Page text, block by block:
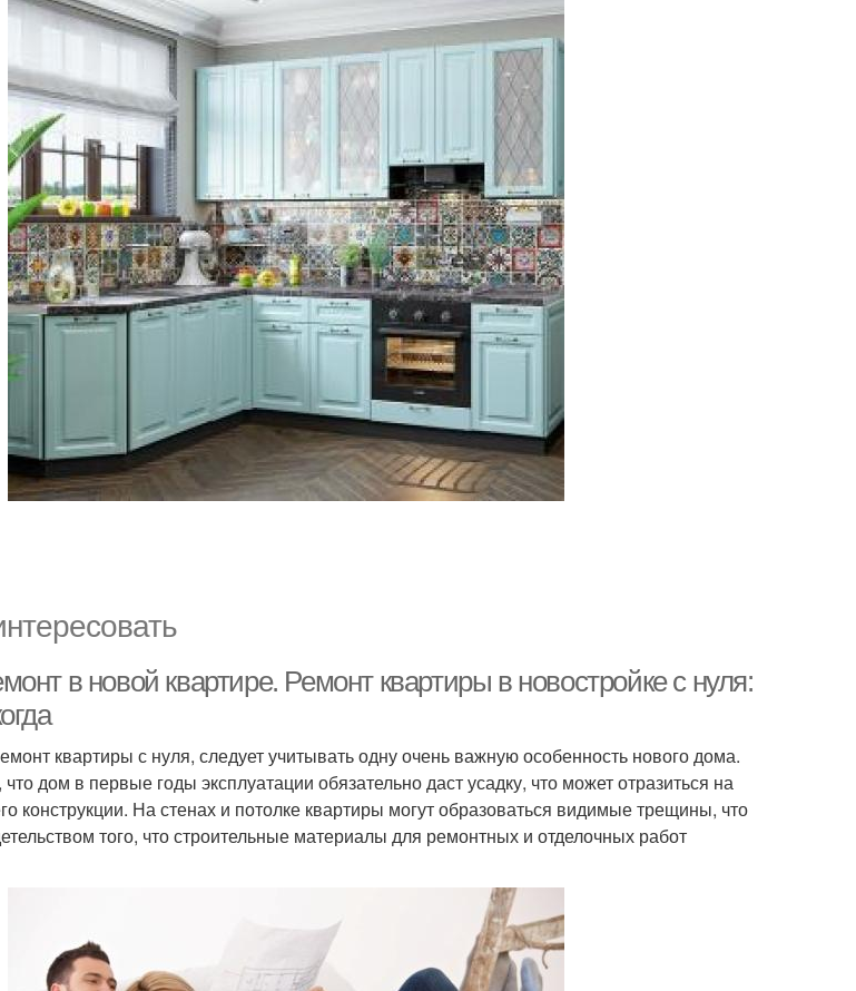
в новой квартире. Ремонт квартиры в новостройке с нуля:
квартиры с нуля, следует учитывать одну очень важную особенность нового дома.
дом в первые годы эксплуатации обязательно даст усадку, что может отразиться на
конструкции. На стенах и потолке квартиры могут образоваться видимые трещины, что
того, что строительные материалы для ремонтных и отделочных работ